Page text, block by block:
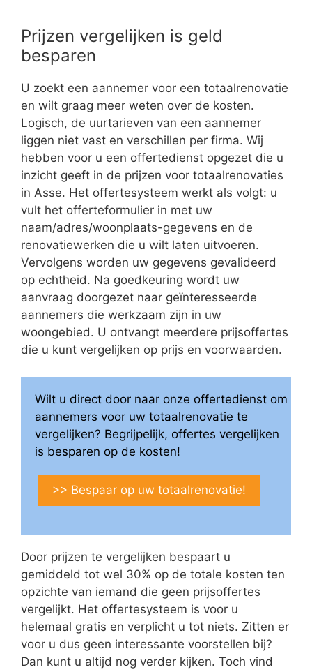
Prijzen vergelijken is geld
besparen
U zoekt een aannemer voor een totaalrenovatie
en wilt graag meer weten over de kosten.
Logisch, de uurtarieven van een aannemer
liggen niet vast en verschillen per firma. Wij
hebben voor u een offertedienst opgezet die u
inzicht geeft in de prijzen voor totaalrenovaties
in Asse. Het offertesysteem werkt als volgt: u
vult het offerteformulier in met uw
naam/adres/woonplaats-gegevens en de
renovatiewerken die u wilt laten uitvoeren.
Vervolgens worden uw gegevens gevalideerd
op echtheid. Na goedkeuring wordt uw
aanvraag doorgezet naar geïnteresseerde
aannemers die werkzaam zijn in uw
woongebied. U ontvangt meerdere prijsoffertes
die u kunt vergelijken op prijs en voorwaarden.
Wilt u direct door naar onze offertedienst om
aannemers voor uw totaalrenovatie te
vergelijken? Begrijpelijk, offertes vergelijken
is besparen op de kosten!
>> Bespaar op uw totaalrenovatie!
Door prijzen te vergelijken bespaart u
gemiddeld tot wel 30% op de totale kosten ten
opzichte van iemand die geen prijsoffertes
vergelijkt. Het offertesysteem is voor u
helemaal gratis en verplicht u tot niets. Zitten er
voor u dus geen interessante voorstellen bij?
Dan kunt u altijd nog verder kijken. Toch vind